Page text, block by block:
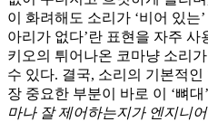
이 화려해도 소리가 ‘비어 있는
아리가 없다’란 표현을 자주
키오의 튀어나온 코마냥 소리
수 있다. 결국, 소리의 기본적
장 중요한 부분이 바로 이 ‘뼈대
마나 잘 제어하는지가 엔지니